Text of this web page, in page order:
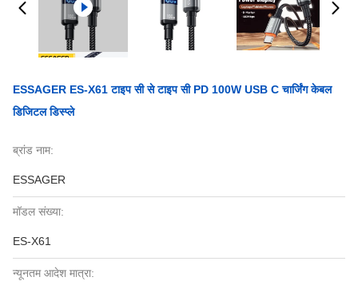
ESSAGER ES-X61 टाइप सी से टाइप सी PD 100W USB C चार्जिंग केबल
डिजिटल डिस्प्ले
ब्रांड नाम:
ESSAGER
मॉडल संख्या:
ES-X61
न्यूनतम आदेश मात्रा: